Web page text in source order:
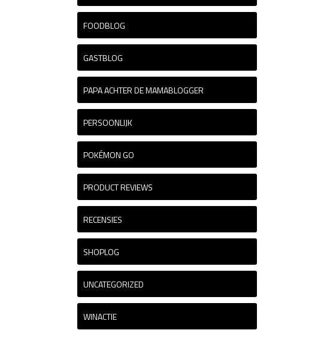
FOODBLOG
GASTBLOG
PAPA ACHTER DE MAMABLOGGER
PERSOONLIJK
POKÉMON GO
PRODUCT REVIEWS
RECENSIES
SHOPLOG
UNCATEGORIZED
WINACTIE